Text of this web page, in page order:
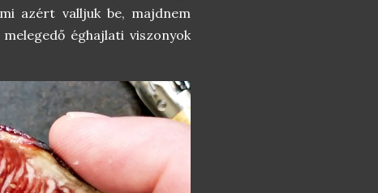
azért valljuk be, majdnem
éghajlati viszonyok